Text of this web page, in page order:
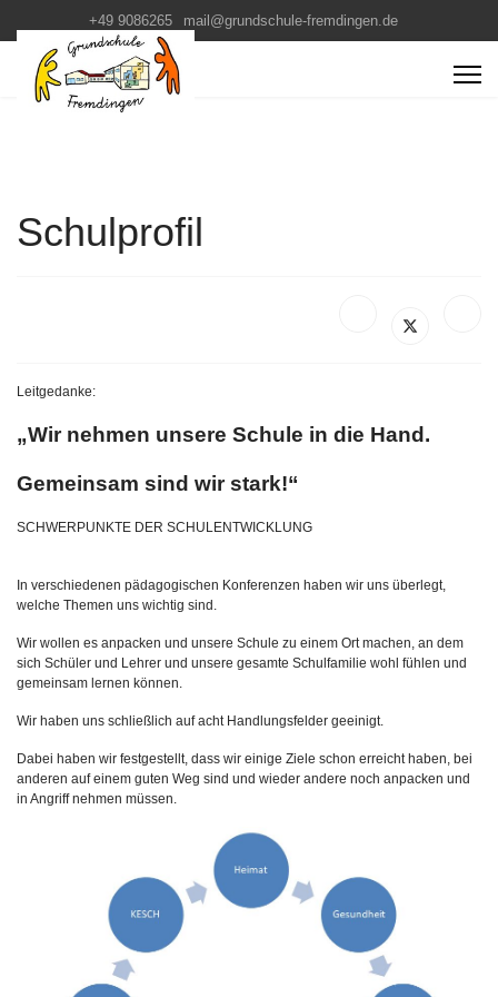
+49 9086265 mail@grundschule-fremdingen.de
Schulprofil
Leitgedanke:
„Wir nehmen unsere Schule in die Hand.
Gemeinsam sind wir stark!“
SCHWERPUNKTE DER SCHULENTWICKLUNG
In verschiedenen pädagogischen Konferenzen haben wir uns überlegt,
welche Themen uns wichtig sind.
Wir wollen es anpacken und unsere Schule zu einem Ort machen, an dem
sich Schüler und Lehrer und unsere gesamte Schulfamilie wohl fühlen und
gemeinsam lernen können.
Wir haben uns schließlich auf acht Handlungsfelder geeinigt.
Dabei haben wir festgestellt, dass wir einige Ziele schon erreicht haben, bei
anderen auf einem guten Weg sind und wieder andere noch anpacken und
in Angriff nehmen müssen.